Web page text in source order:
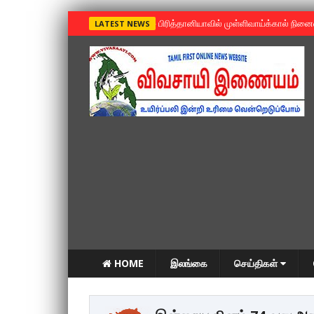
LATEST NEWS »பிரித்தானியாவில் முள்ளிவாய்க்கால்
HOME இலங்கை செய்திகள்